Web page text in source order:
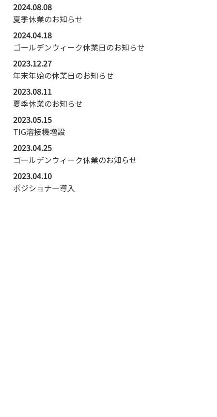
2024.08.08
夏季休業のお知らせ
2024.04.18
ゴールデンウィーク休業日のお知らせ
2023.12.27
年末年始の休業日のお知らせ
2023.08.11
夏季休業のお知らせ
2023.05.15
TIG溶接機増設
2023.04.25
ゴールデンウィーク休業のお知らせ
2023.04.10
ポジショナー導入